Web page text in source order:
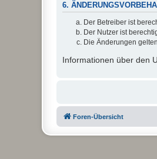
6.
Der Betreiber ist
Der Nutzer ist
Die Änderungen
Informationen über den
Foren-Übersicht